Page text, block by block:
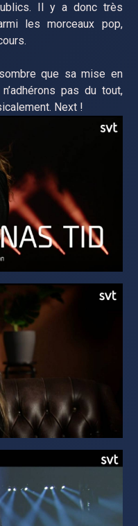
Il y a donc très
les morceaux pop,
que sa mise en
pas du tout,
Next !